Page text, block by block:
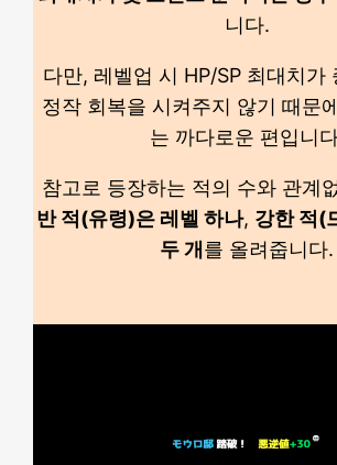
니다.
다만, 레벨업 시 HP/SP 최대치가
정작 회복을 시켜주지 않기 때문
는 까다로운 편입니
참고로 등장하는 적의 수와 관계
반 적(유령)은 레벨 하나, 강한 적(
두 개를 올려줍니다.